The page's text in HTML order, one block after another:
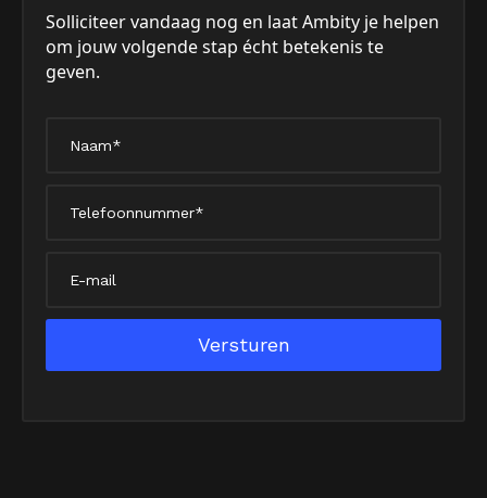
Solliciteer vandaag nog en laat Ambity je helpen
om jouw volgende stap écht betekenis te
geven.